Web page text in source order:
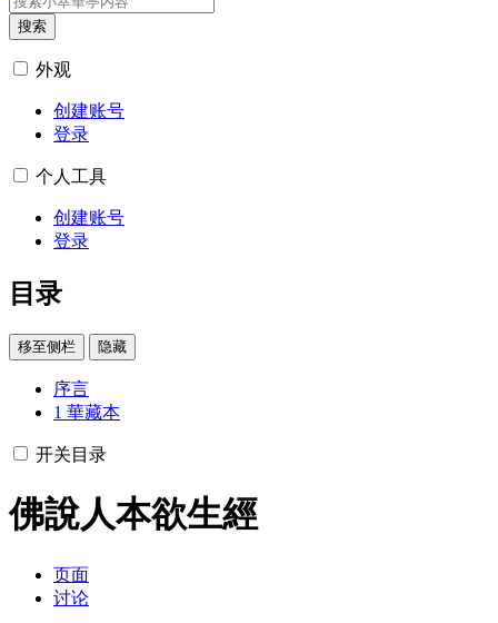
搜索
外观
创建账号
登录
个人工具
创建账号
登录
目录
移至侧栏 隐藏
序言
1 華藏本
开关目录
佛說人本欲生經
页面
讨论